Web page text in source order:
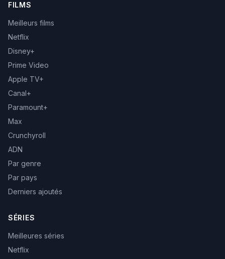
FILMS
Meilleurs films
Netflix
Disney+
Prime Video
Apple TV+
Canal+
Paramount+
Max
Crunchyroll
ADN
Par genre
Par pays
Derniers ajoutés
SÉRIES
Meilleures séries
Netflix